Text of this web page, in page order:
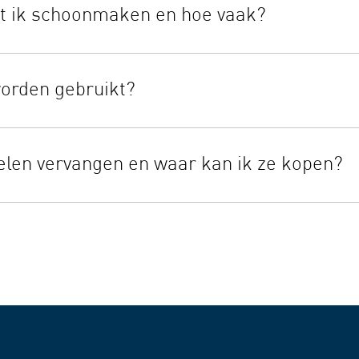
Vernevelaars maken het ook mogelijk om verschillende
ik schoonmaken en hoe vaak?
gebruikt?
vervangen en waar kan ik ze kopen?